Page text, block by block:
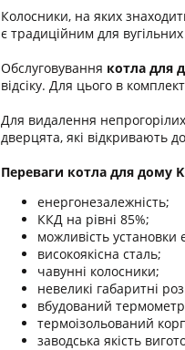
Колосники, на яких
є традиційним для вугільних
Обслуговування котла для
відсіку. Для цього в
Для видалення
дверцята, які відкривають
Переваги котла для дому
енергонезалежність;
ККД на рівні 85%;
можливість установки
високоякісна сталь;
чавунні колосники;
невеликі габаритні
вбудований
термоізольований
заводська якість